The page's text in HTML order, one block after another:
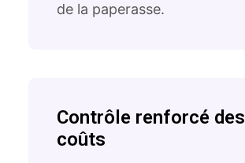
de la paperasse.
Contrôle renforcé des
coûts